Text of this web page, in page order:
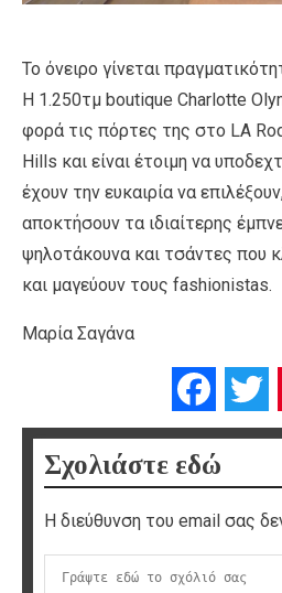
Το όνειρο γίνεται
Η 1.250τμ boutique Charlotte
φορά τις πόρτες της στο LA
Hills και είναι έτοιμη να
έχουν την ευκαιρία να
αποκτήσουν τα ιδιαίτερης
ψηλοτάκουνα και τσάντες που
και μαγεύουν τους fashionistas.
Μαρία Σαγάνα
Σχολιάστε εδώ
Η διεύθυνση του email σας